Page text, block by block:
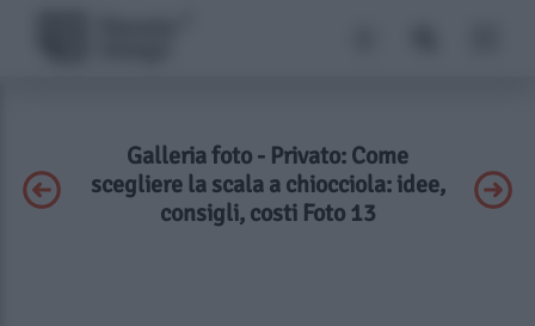
Galleria foto - Privato: Come
scegliere la scala a chiocciola: idee,
consigli, costi Foto 13